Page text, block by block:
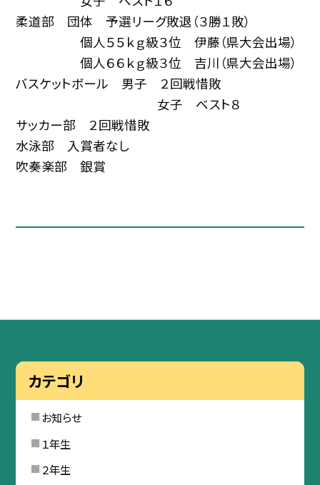
柔道部 団体 予選リーグ敗退（３勝１敗）
個人５５ｋｇ級３位 伊藤（県大会出場）
個人６６ｋｇ級３位 吉川（県大会出場）
バスケットボール 男子 ２回戦惜敗
女子 ベスト８
サッカー部 ２回戦惜敗
水泳部 入賞者なし
吹奏楽部 銀賞
カテゴリ
お知らせ
１年生
２年生